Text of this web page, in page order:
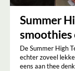
Summer
smoothies
De Summer High
echter zoveel
eens aan thee